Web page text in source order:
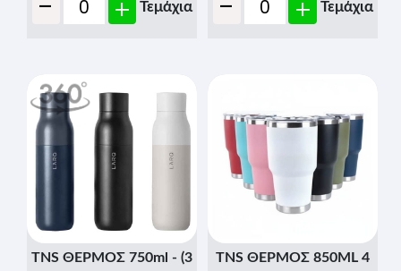
+ Τεμάχια + Τεμάχια
TNS ΘΕΡΜΟΣ 750ml - (3
TNS ΘΕΡΜΟΣ 850ML 4